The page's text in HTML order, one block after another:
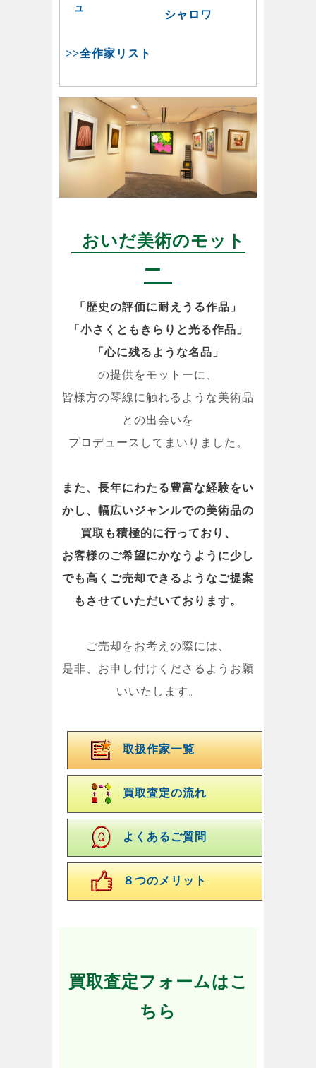
ュ
シャロワ
>>全作家リスト
おいだ美術のモット
ー
「歴史の評価に耐えうる作品」
「小さくともきらりと光る作品」
「心に残るような名品」
の提供をモットーに、
皆様方の琴線に触れるような美術品
との出会いを
プロデュースしてまいりました。
また、長年にわたる豊富な経験をい
かし、幅広いジャンルでの美術品の
買取も積極的に行っており、
お客様のご希望にかなうように少し
でも高くご売却できるようなご提案
もさせていただいております。
ご売却をお考えの際には、
是非、お申し付けくださるようお願
いいたします。
取扱作家一覧
買取査定の流れ
よくあるご質問
８つのメリット
買取査定フォームはこ
ちら